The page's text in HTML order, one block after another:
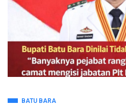
BATU BARA